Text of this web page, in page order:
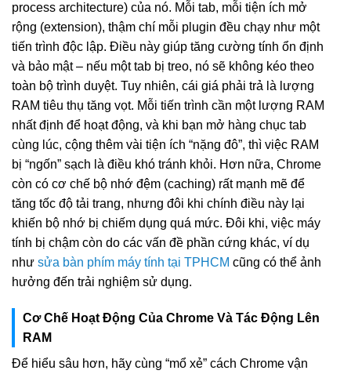
process architecture) của nó. Mỗi tab, mỗi tiện ích mở
rộng (extension), thậm chí mỗi plugin đều chạy như một
tiến trình độc lập. Điều này giúp tăng cường tính ổn định
và bảo mật – nếu một tab bị treo, nó sẽ không kéo theo
toàn bộ trình duyệt. Tuy nhiên, cái giá phải trả là lượng
RAM tiêu thụ tăng vọt. Mỗi tiến trình cần một lượng RAM
nhất định để hoạt động, và khi bạn mở hàng chục tab
cùng lúc, cộng thêm vài tiện ích “nặng đô”, thì việc RAM
bị “ngốn” sạch là điều khó tránh khỏi. Hơn nữa, Chrome
còn có cơ chế bộ nhớ đệm (caching) rất mạnh mẽ để
tăng tốc độ tải trang, nhưng đôi khi chính điều này lại
khiến bộ nhớ bị chiếm dụng quá mức. Đôi khi, việc máy
tính bị chậm còn do các vấn đề phần cứng khác, ví dụ
như sửa bàn phím máy tính tại TPHCM cũng có thể ảnh
hưởng đến trải nghiệm sử dụng.
Cơ Chế Hoạt Động Của Chrome Và Tác Động Lên
RAM
Để hiểu sâu hơn, hãy cùng “mổ xẻ” cách Chrome vận